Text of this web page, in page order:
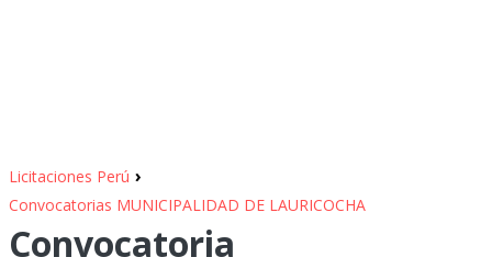
Licitaciones Perú ›
Convocatorias MUNICIPALIDAD DE LAURICOCHA
Convocatoria